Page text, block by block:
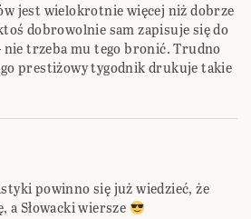
jest wielokrotnie więcej niż dobrze
dobrowolnie sam zapisuje się do
nie trzeba mu tego bronić. Trudno
prestiżowy tygodnik drukuje takie
powinno się już wiedzieć, że
a Słowacki wiersze